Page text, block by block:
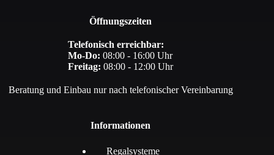
Öffnungszeiten
Telefonisch erreichbar:
Mo-Do: 08:00 - 16:00 Uhr
Freitag:08:00 - 12:00 Uhr
Beratung und Einbau nur nach telefonischer Vereinbarung
Informationen
Regalsysteme